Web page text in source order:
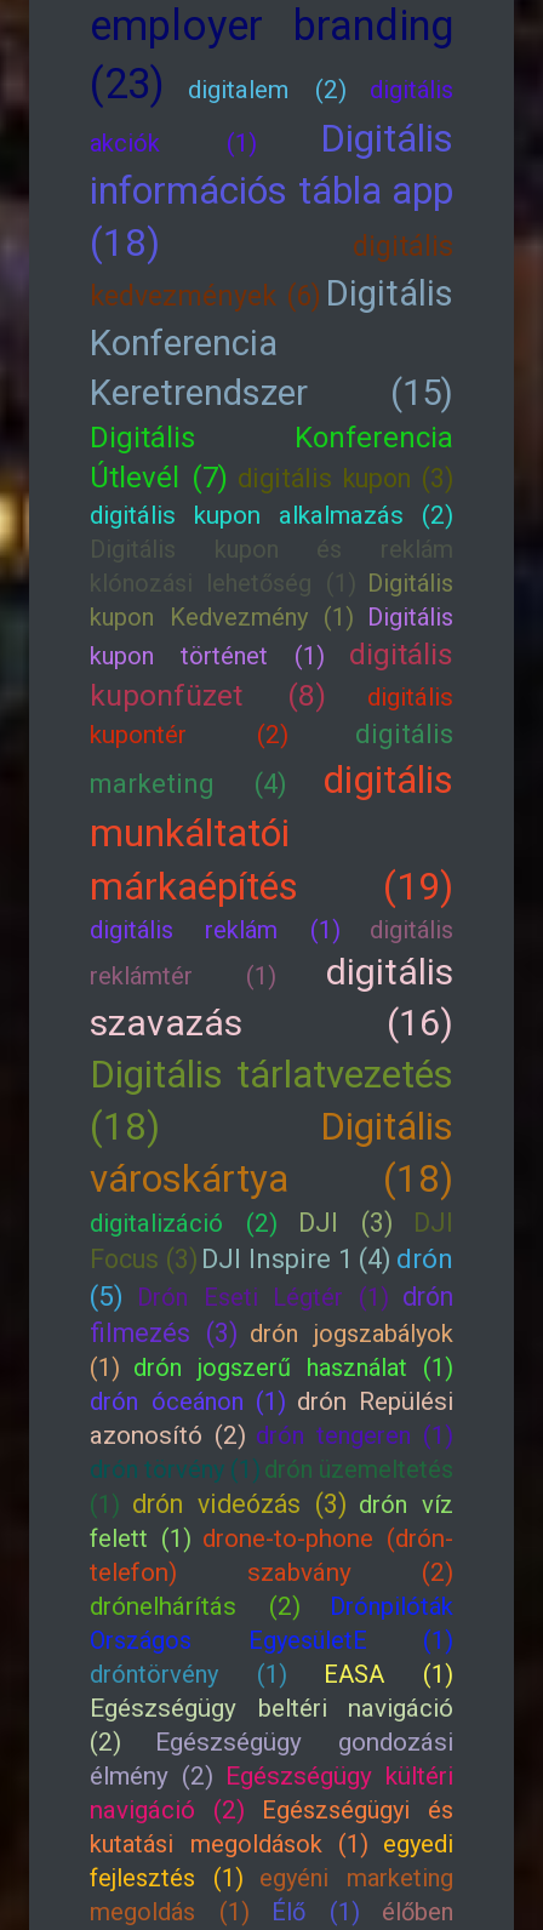
employer branding
(23)
digitalem (2)
digitális
akciók (1)
Digitális
információs tábla app
(18)
digitális
kedvezmények (6) Digitális
Konferencia
Keretrendszer (15)
Digitális Konferencia
Útlevél (7) digitális kupon (3)
digitális kupon alkalmazás (2)
Digitális kupon és reklám
klónozási lehetőség (1) Digitális
kupon Kedvezmény (1) Digitális
kupon történet (1)
digitális
kuponfüzet (8)
digitális
kupontér (2)
digitális
marketing (4)
digitális
munkáltatói
márkaépítés (19)
digitális reklám (1)
digitális
reklámtér (1)
digitális
szavazás (16)
Digitális tárlatvezetés
(18)
Digitális
városkártya (18)
digitalizáció (2) DJI (3)
DJI
Focus (3) DJI Inspire 1 (4) drón
(5)
Drón Eseti Légtér (1) drón
filmezés (3) drón jogszabályok
(1) drón jogszerű használat (1)
drón óceánon (1) drón Repülési
azonosító (2) drón tengeren (1)
drón törvény (1) drón üzemeltetés
(1) drón videózás (3) drón víz
felett (1) drone-to-phone (drón-
telefon) szabvány (2)
drónelhárítás (2)
Drónpilóták
Országos EgyesületE (1)
dróntörvény (1)
EASA (1)
Egészségügy beltéri navigáció
(2)
Egészségügy gondozási
élmény (2) Egészségügy kültéri
navigáció (2)
Egészségügyi és
kutatási megoldások (1) egyedi
fejlesztés (1)
egyéni marketing
megoldás (1)
Élő (1)
élőben